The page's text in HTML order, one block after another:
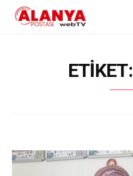
ETIKET: